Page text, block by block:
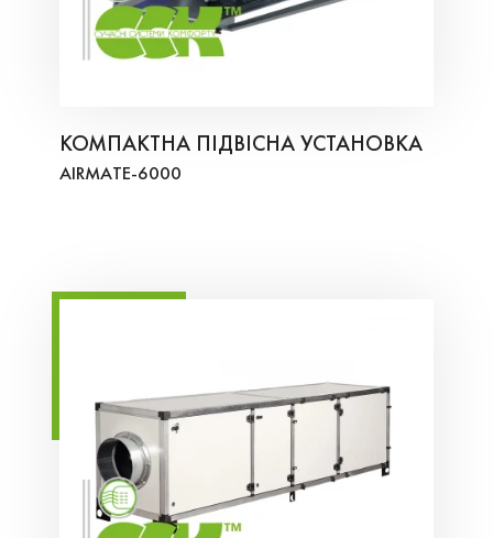
КОМПАКТНА ПІДВІСНА УСТАНОВКА
AIRMATE-6000